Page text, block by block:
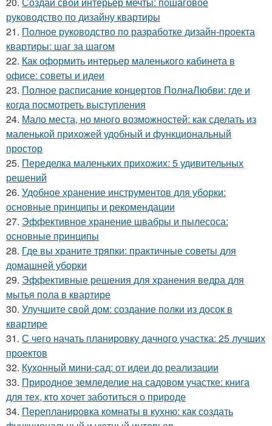
руководство по дизайну квартиры
21. Полное руководство по разработке дизайн-проекта
квартиры: шаг за шагом
22. Как оформить интерьер маленького кабинета в
офисе: советы и идеи
23. Полное расписание концертов ПолнаЛюбви: где и
когда посмотреть выступления
24. Мало места, но много возможностей: как сделать из
маленькой прихожей удобный и функциональный
простор
25. Переделка маленьких прихожих: 5 удивительных
решений
26. Удобное хранение инструментов для уборки:
основные принципы и рекомендации
27. Эффективное хранение швабры и пылесоса:
основные принципы
28. Где вы храните тряпки: практичные советы для
домашней уборки
29. Эффективные решения для хранения ведра для
мытья пола в квартире
30. Улучшите свой дом: создание полки из досок в
квартире
31. С чего начать планировку дачного участка: 25 лучших
проектов
32. Кухонный мини-сад: от идеи до реализации
33. Природное земледелие на садовом участке: книга
для тех, кто хочет заботиться о природе
34. Перепланировка комнаты в кухню: как создать